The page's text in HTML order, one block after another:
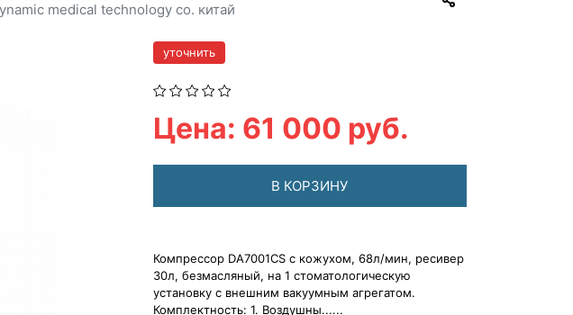
medical technology co. китай
уточнить
Цена: 61 000 руб.
В КОРЗИНУ
Компрессор DA7001CS с кожухом, 68л/мин, ресивер
30л, безмасляный, на 1 стоматологическую
установку с внешним вакуумным агрегатом.
Комплектность: 1. Воздушны......